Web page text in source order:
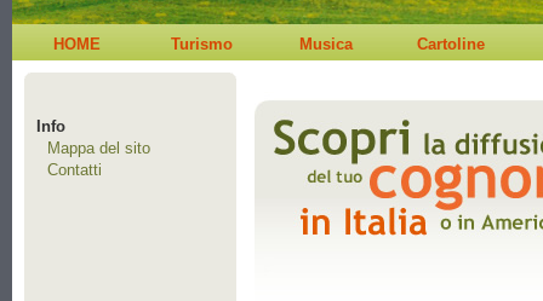
HOME Turismo Musica Cartoline
Info
Mappa del sito
Contatti